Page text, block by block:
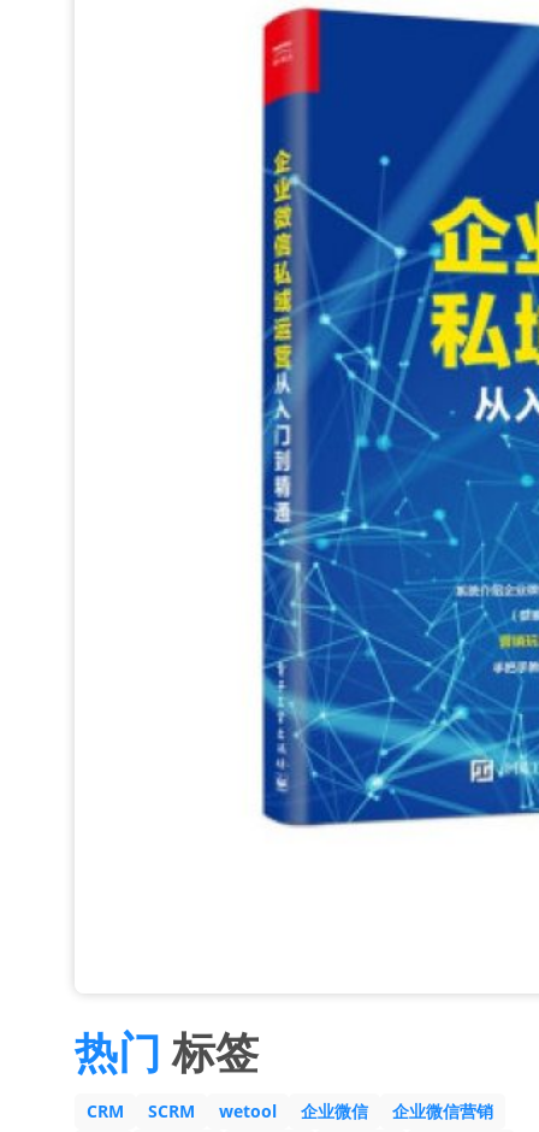
热门 标签
CRM SCRM wetool 企业微信 企业微信营销